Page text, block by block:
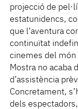
projecció de
estatunidencs,
que l’aventura
continuïtat
cinemes del món
Mostra no acaba
d’assistència
Concretament,
dels